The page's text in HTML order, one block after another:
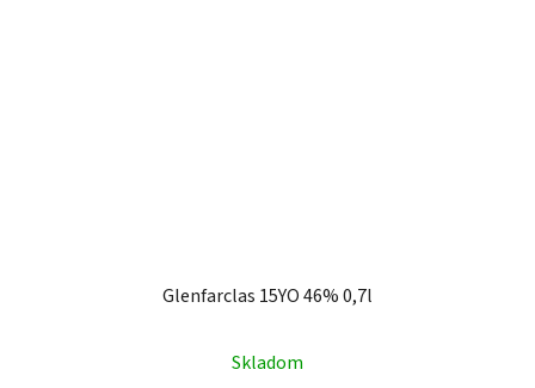
Glenfarclas 15YO 46% 0,7l
Skladom